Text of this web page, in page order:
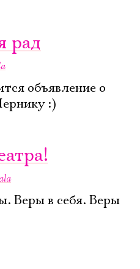
рад
объявление о
:)
Веры в себя. Веры